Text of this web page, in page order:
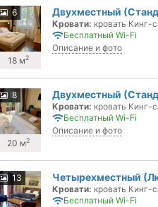
6
18 м2
Двухместный
Кровати: кровать Кинг-
Бесплатный Wi-Fi
Описание и фото
8
20 м2
Двухместный
Кровати: кровать Кинг-
Бесплатный Wi-Fi
Описание и фото
13 Четырехместный
Кровати: кровать Кинг-
Бесплатный Wi-Fi